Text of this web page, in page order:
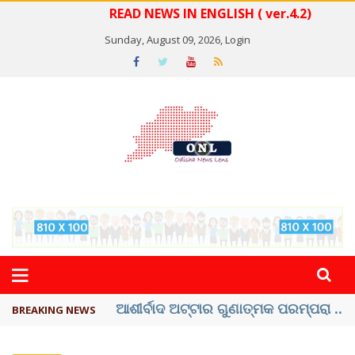
READ NEWS IN ENGLISH ( ver.4.2)
Sunday, August 09, 2026,Login
BREAKING NEWS ବେଦାନ୍ତ ଆଲୁମିନିୟର ପ୍ରକଳ୍ପ ସଙ୍ଗମ ...